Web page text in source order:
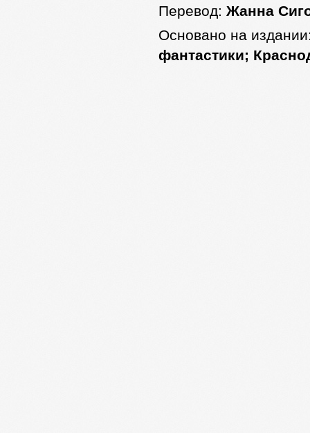
Перевод: Жанна
Основано на
фантастики;